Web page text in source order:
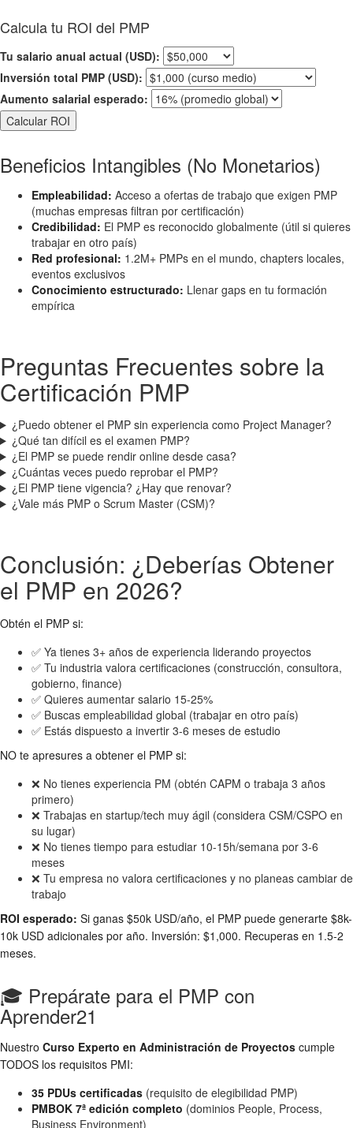
Calcula tu ROI del PMP
Tu salario anual actual (USD):
Inversión total PMP (USD):
Aumento salarial esperado:
Calcular ROI
Beneficios Intangibles (No Monetarios)
Empleabilidad: Acceso a ofertas de trabajo que exigen PMP
(muchas empresas filtran por certificación)
Credibilidad: El PMP es reconocido globalmente (útil si quieres
trabajar en otro país)
Red profesional: 1.2M+ PMPs en el mundo, chapters locales,
eventos exclusivos
Conocimiento estructurado: Llenar gaps en tu formación
empírica
Preguntas Frecuentes sobre la
Certificación PMP
¿Puedo obtener el PMP sin experiencia como Project Manager?
¿Qué tan difícil es el examen PMP?
¿El PMP se puede rendir online desde casa?
¿Cuántas veces puedo reprobar el PMP?
¿El PMP tiene vigencia? ¿Hay que renovar?
¿Vale más PMP o Scrum Master (CSM)?
Conclusión: ¿Deberías Obtener
el PMP en 2026?
Obtén el PMP si:
✅ Ya tienes 3+ años de experiencia liderando proyectos
✅ Tu industria valora certificaciones (construcción, consultora,
gobierno, finance)
✅ Quieres aumentar salario 15-25%
✅ Buscas empleabilidad global (trabajar en otro país)
✅ Estás dispuesto a invertir 3-6 meses de estudio
NO te apresures a obtener el PMP si:
❌ No tienes experiencia PM (obtén CAPM o trabaja 3 años
primero)
❌ Trabajas en startup/tech muy ágil (considera CSM/CSPO en
su lugar)
❌ No tienes tiempo para estudiar 10-15h/semana por 3-6
meses
❌ Tu empresa no valora certificaciones y no planeas cambiar de
trabajo
ROI esperado: Si ganas $50k USD/año, el PMP puede generarte $8k-
10k USD adicionales por año. Inversión: $1,000. Recuperas en 1.5-2
meses.
🎓 Prepárate para el PMP con
Aprender21
Nuestro Curso Experto en Administración de Proyectos cumple
TODOS los requisitos PMI:
35 PDUs certificadas (requisito de elegibilidad PMP)
PMBOK 7ª edición completo (dominios People, Process,
Business Environment)